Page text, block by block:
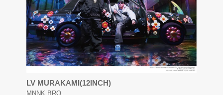
LV MURAKAMI(12INCH)
MNNK BRO.